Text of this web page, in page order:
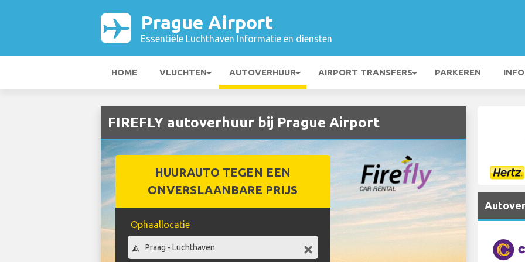
Prague Airport
Essentiële Luchthaven Informatie en diensten
HOME VLUCHTEN AUTOVERHUUR AIRPORT TRANSFERS PARKEREN
FIREFLY autoverhuur bij Prague Airport
HUURAUTO TEGEN EEN
ONVERSLAANBARE PRIJS
Ophaallocatie